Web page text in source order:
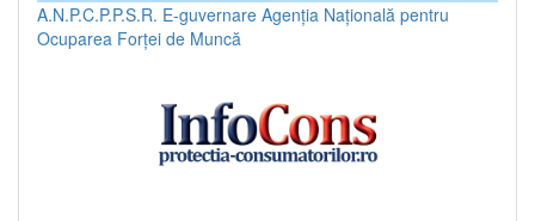
A.N.P.C.P.P.S.R. E-guvernare Agenția Națională pentru
Ocuparea Forței de Muncă